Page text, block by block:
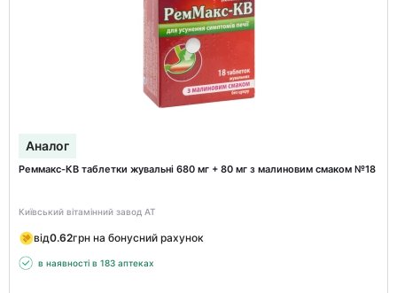
Аналог
Реммакс-КВ таблетки жувальні 680 мг + 80 мг з малиновим смаком №18
Київський вітамінний завод АТ
від0.62грн на бонусний рахунок
в наявності в 183 аптеках